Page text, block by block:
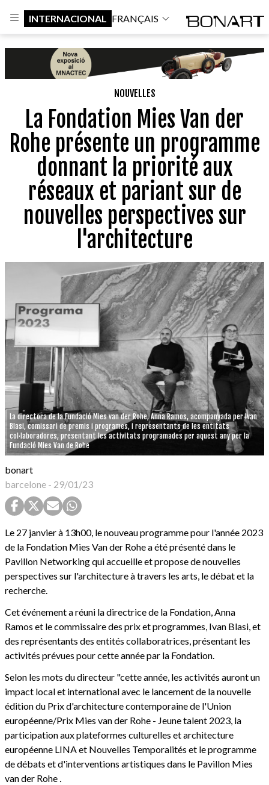
INTERNACIONAL FRANÇAIS
NOUVELLES
La Fondation Mies Van der
Rohe présente un programme
donnant la priorité aux
réseaux et pariant sur de
nouvelles perspectives sur
l'architecture
La directora de la Fundació Mies van der Rohe, Anna Ramos, acompanyada per Ivan
Blasi, comissari de premis i programes, i representants de les entitats
col·laboradores, presentant les activitats programades per aquest any per la
Fundació Mies Van de Rohe
bonart
barcelone - 29/01/23
Le 27 janvier à 13h00, le nouveau programme pour l'année 2023
de la Fondation Mies Van der Rohe a été présenté dans le
Pavillon Networking qui accueille et propose de nouvelles
perspectives sur l'architecture à travers les arts, le débat et la
recherche.
Cet événement a réuni la directrice de la Fondation, Anna
Ramos et le commissaire des prix et programmes, Ivan Blasi, et
des représentants des entités collaboratrices, présentant les
activités prévues pour cette année par la Fondation.
Selon les mots du directeur "cette année, les activités auront un
impact local et international avec le lancement de la nouvelle
édition du Prix d'architecture contemporaine de l'Union
européenne/Prix Mies van der Rohe - Jeune talent 2023, la
participation aux plateformes culturelles et architecture
européenne LINA et Nouvelles Temporalités et le programme
de débats et d'interventions artistiques dans le Pavillon Mies
van der Rohe .